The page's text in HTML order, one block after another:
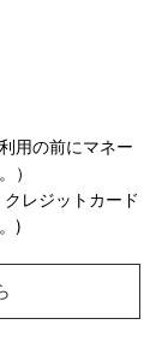
用の前にマネー
）
レジットカード
)